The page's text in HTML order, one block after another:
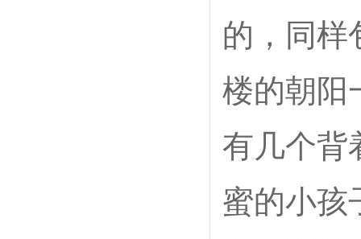
的，同样
楼的朝阳
有几个背
蜜的小孩